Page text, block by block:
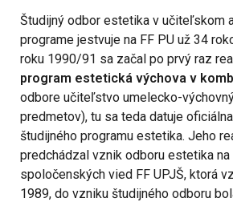
Študijný odbor estetika v učiteľskom
programe jestvuje na FF PU už 34
roku 1990/91 sa začal po prvý raz
program estetická výchova v
odbore učiteľstvo umelecko-
predmetov), tu sa teda datuje
študijného programu estetika. Jeho
predchádzal vznik odboru estetika na
spoločenských vied FF UPJŠ, ktorá
1989, do vzniku študijného odboru